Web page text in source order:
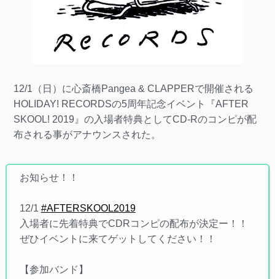
12/1（日）に心斎橋Pangea & CLAPPERで開催される
HOLIDAY! RECORDSの5周年記念イベント『AFTER
SKOOL! 2019』の入場者特典としてCD-Rのコンピが配
布される事がアナウンスされた。
お知らせ！！
12/1 #AFTERSKOOL2019
入場者に先着特典でCDRコンピの配布が決定ー！！
ぜひイベントに来てゲットしてください！！
【参加バンド】